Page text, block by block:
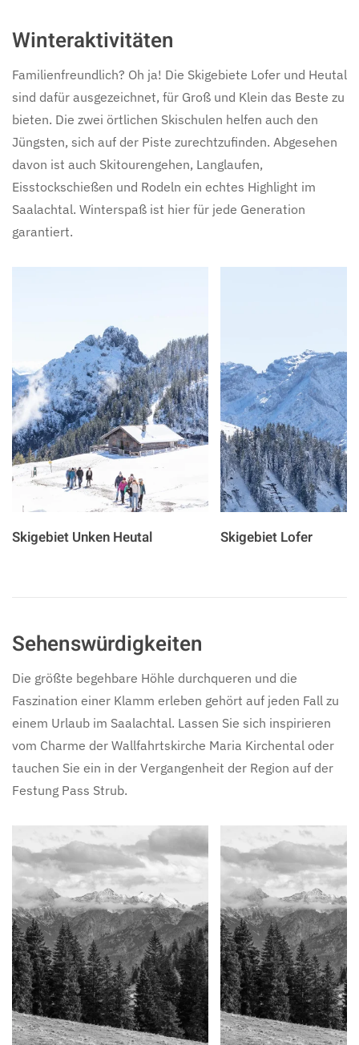
Winteraktivitäten
Familienfreundlich? Oh ja! Die Skigebiete Lofer und Heutal
sind dafür ausgezeichnet, für Groß und Klein das Beste zu
bieten. Die zwei örtlichen Skischulen helfen auch den
Jüngsten, sich auf der Piste zurechtzufinden. Abgesehen
davon ist auch Skitourengehen, Langlaufen,
Eisstockschießen und Rodeln ein echtes Highlight im
Saalachtal. Winterspaß ist hier für jede Generation
garantiert.
Skigebiet Unken Heutal Skigebiet Lofer
Sehenswürdigkeiten
Die größte begehbare Höhle durchqueren und die
Faszination einer Klamm erleben gehört auf jeden Fall zu
einem Urlaub im Saalachtal. Lassen Sie sich inspirieren
vom Charme der Wallfahrtskirche Maria Kirchental oder
tauchen Sie ein in der Vergangenheit der Region auf der
Festung Pass Strub.